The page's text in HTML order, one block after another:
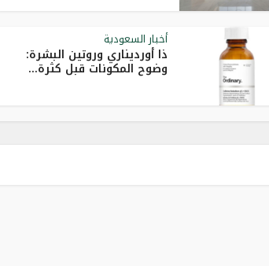
أخبار السعودية
ذا أورديناري وروتين البشرة:
وضوح المكونات قبل كثرة...